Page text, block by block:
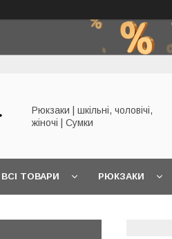
Рюкзаки | шкільні, чоловічі,
жіночі | Сумки
ВСІ ТОВАРИ РЮКЗАКИ